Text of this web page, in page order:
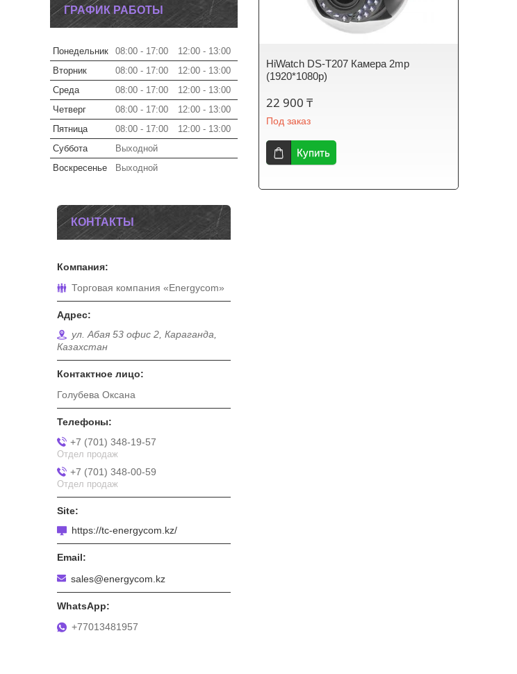
HiWatch DS-T207 Камера 2mp
(1920*1080p)
22 900 ₸
Под заказ
Купить
ГРАФИК РАБОТЫ
Понедельник 08:00 17:00 12:00
13:00
Вторник
08:00 17:00 12:00
13:00
Среда
08:00 17:00 12:00
13:00
Четверг
08:00 17:00 12:00
13:00
Пятница
08:00 17:00 12:00
13:00
Суббота
Выходной
Воскресенье
Выходной
КОНТАКТЫ
Торговая компания «Energycom»
ул. Абая 53 офис 2, Караганда,
Казахстан
Голубева Оксана
+7 (701) 348-19-57
Отдел продаж
+7 (701) 348-00-59
Отдел продаж
https://tc-energycom.kz/
sales@energycom.kz
+77013481957